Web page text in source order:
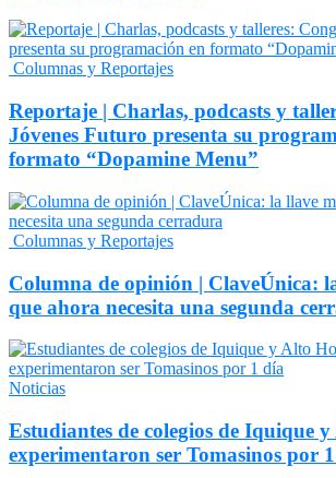
Columnas y Reportajes
Reportaje | Charlas, podcasts y
Jóvenes Futuro presenta su
formato “Dopamine Menu”
Columnas y Reportajes
Columna de opinión | ClaveÚnica:
que ahora necesita una segunda
Noticias
Estudiantes de colegios de Iquique
experimentaron ser Tomasinos por